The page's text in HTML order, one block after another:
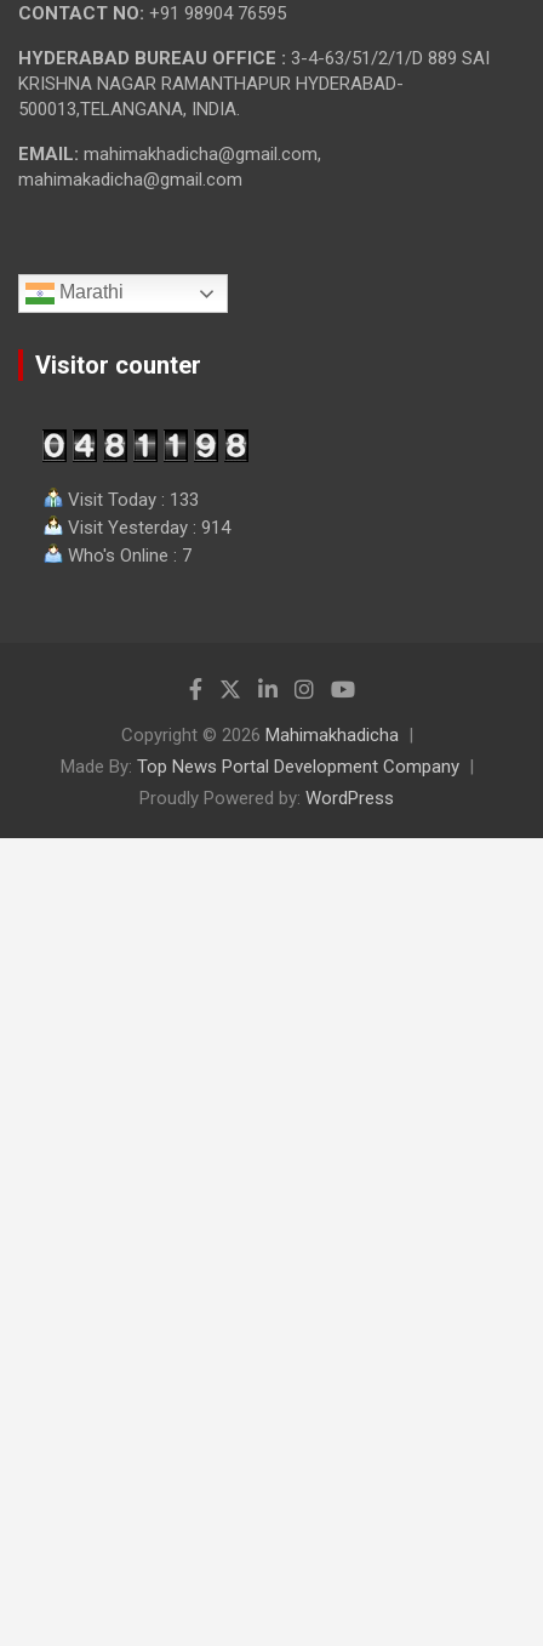
CONTACT NO: +91 98904 76595
HYDERABAD BUREAU OFFICE : 3-4-63/51/2/1/D 889 SAI
KRISHNA NAGAR RAMANTHAPUR HYDERABAD-
500013,TELANGANA, INDIA.
EMAIL: mahimakhadicha@gmail.com,
mahimakadicha@gmail.com
Marathi
Visitor counter
Visit Today : 133
Visit Yesterday : 914
Who's Online : 7
Copyright © 2026 Mahimakhadicha
Made By: Top News Portal Development Company
Proudly Powered by: WordPress